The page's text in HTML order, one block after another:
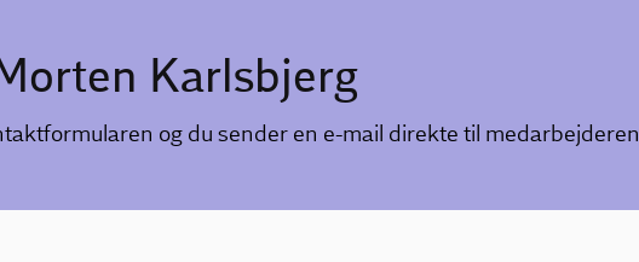
Karlsbjerg
og du sender en e-mail direkte til medarbejderen